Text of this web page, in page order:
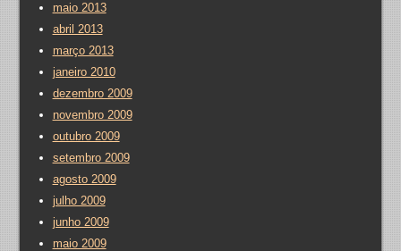
maio 2013
abril 2013
março 2013
janeiro 2010
dezembro 2009
novembro 2009
outubro 2009
setembro 2009
agosto 2009
julho 2009
junho 2009
maio 2009